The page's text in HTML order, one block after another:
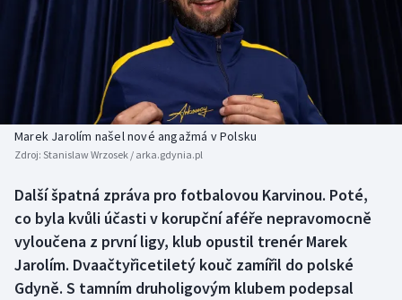
Americký fotbal
Baseball a softbal
Basketbal
Biatlon
Boby a skeleton
Box
Curling
NEPŘEHLÉDNĚTE
Soutěže
Historické návraty
Aplikace ČT sport
AZ kvíz
Marek Jarolím našel nové angažmá v Polsku
Zdroj: Stanislaw Wrzosek / arka.gdynia.pl
Další špatná zpráva pro fotbalovou Karvinou. Poté,
co byla kvůli účasti v korupční aféře nepravomocně
vyloučena z první ligy, klub opustil trenér Marek
Jarolím. Dvaačtyřicetiletý kouč zamířil do polské
Gdyně. S tamním druholigovým klubem podepsal